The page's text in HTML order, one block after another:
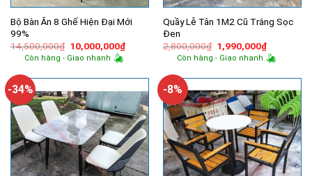
Bộ Bàn Ăn 8 Ghế Hiện Đại Mới
99%
14,500,000₫ Giá
gốc
là:
10,000,000₫Giá
hiện
10,000,000₫.
Còn hàng - Giao nhanh
Quầy Lễ Tân 1M2 Cũ Trắng Sọc
Đen
2,800,000₫ Giá
gốc
là:
1,990,000₫Giá
hiện
tại
Còn hàng - Giao nhanh
-34% -8%